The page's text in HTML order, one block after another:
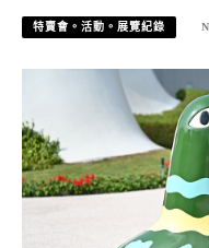
特賣會。活動。展覽紀錄